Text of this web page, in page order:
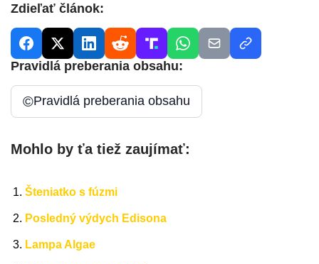
Zdieľať článok:
Pravidlá preberania obsahu:
©Pravidlá preberania obsahu
Mohlo by ťa tiež zaujímať:
Šteniatko s fúzmi
Posledný výdych Edisona
Lampa Algae